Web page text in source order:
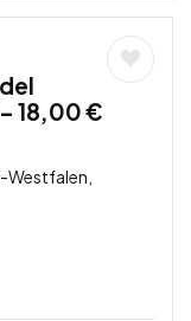
18,00 €
Westfalen,